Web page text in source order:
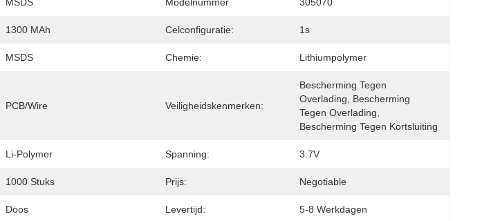
1300 MAh Celconfiguratie: 1s
MSDS Chemie: Lithiumpolymer
PCB/Wire Veiligheidskenmerken:
Bescherming Tegen
Overlading, Bescherming
Tegen Overlading,
Bescherming Tegen Kortsluiting
Li-Polymer Spanning: 3.7V
1000 Stuks Prijs: Negotiable
Doos Levertijd: 5-8 Werkdagen